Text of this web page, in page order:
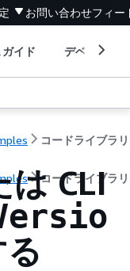
お問い合わせフィー
イド デベロッパ
コードライブラリ
コードライブラリ
は CLI